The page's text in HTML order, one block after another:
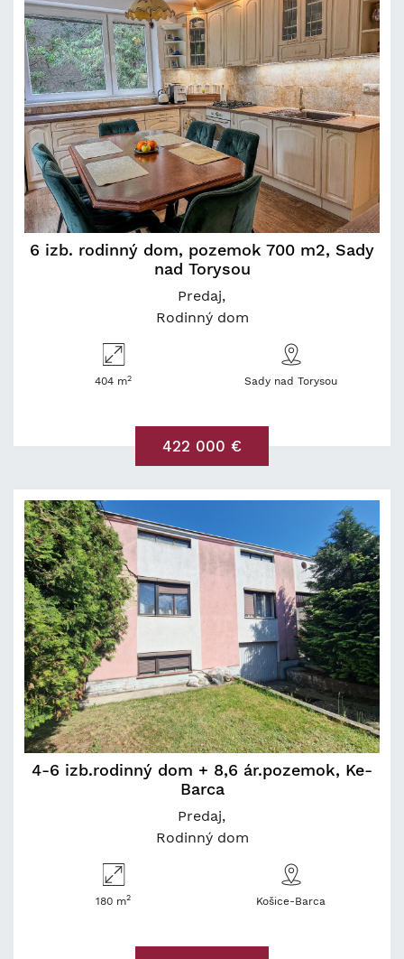
6 izb. rodinný dom, pozemok 700 m2, Sady
nad Torysou
Predaj
Rodinný dom
404 m2 Sady nad Torysou
422 000 €
4-6 izb.rodinný dom + 8,6 ár.pozemok, Ke-
Barca
Predaj
Rodinný dom
180 m2 Košice-Barca